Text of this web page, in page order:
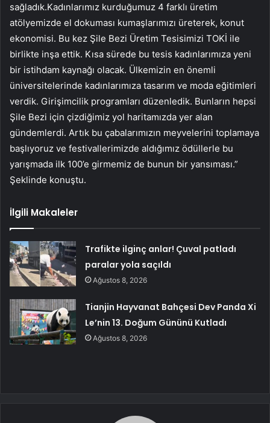
sağladık.Kadınlarımız kurduğumuz 4 farklı üretim
atölyemizde el dokuması kumaşlarımızı üreterek, konut
ekonomisi. Bu kez Şile Bezi Üretim Tesisimizi TOKİ ile
birlikte inşa ettik. Kısa sürede bu tesis kadınlarımıza yeni
bir istihdam kaynağı olacak. Ülkemizin en önemli
üniversitelerinde kadınlarımıza tasarım ve moda eğitimleri
verdik. Girişimcilik programları düzenledik. Bunların hepsi
Şile Bezi için çizdiğimiz yol haritamızda yer alan
gündemlerdi. Artık bu çabalarımızın meyvelerini toplamaya
başlıyoruz ve festivallerimizde aldığımız ödüllerle bu
yarışmada ilk 100’e girmemiz de bunun bir yansıması.”
Şeklinde konuştu.
İlgili Makaleler
Trafikte ilginç anlar! Çuval patladı
paralar yola saçıldı
Ağustos 8, 2026
Tianjin Hayvanat Bahçesi Dev Panda Xi
Le’nin 13. Doğum Gününü Kutladı
Ağustos 8, 2026